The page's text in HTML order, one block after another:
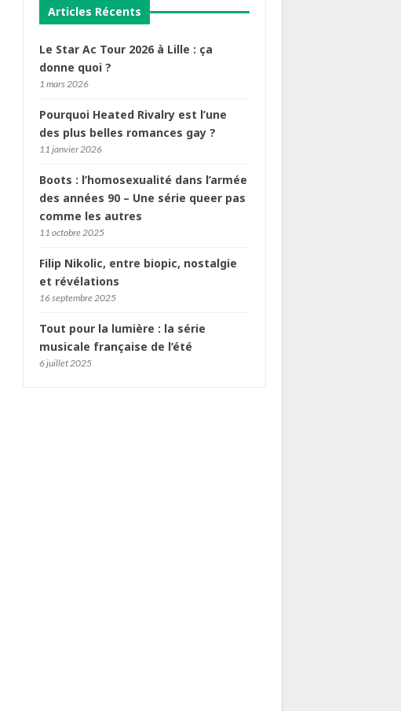
Articles Récents
Le Star Ac Tour 2026 à Lille : ça
donne quoi ?
1 mars 2026
Pourquoi Heated Rivalry est l’une
des plus belles romances gay ?
11 janvier 2026
Boots : l’homosexualité dans l’armée
des années 90 – Une série queer pas
comme les autres
11 octobre 2025
Filip Nikolic, entre biopic, nostalgie
et révélations
16 septembre 2025
Tout pour la lumière : la série
musicale française de l’été
6 juillet 2025